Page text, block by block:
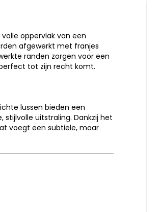
oppervlak van een
afgewerkt met franjes
randen zorgen voor een
tot zijn recht komt.
lussen bieden een
uitstraling. Dankzij het
voegt een subtiele, maar